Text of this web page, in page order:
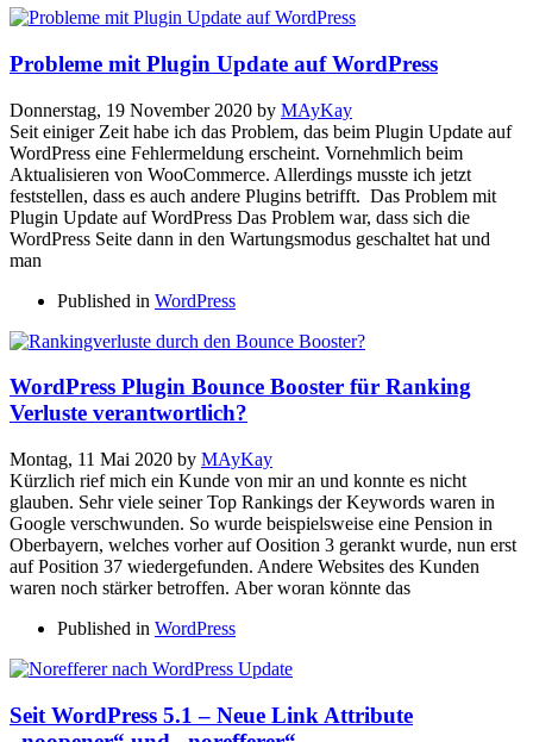
Probleme mit Plugin Update auf WordPress
Donnerstag, 19 November 2020 by MAyKay
Seit einiger Zeit habe ich das Problem, das beim Plugin Update auf
WordPress eine Fehlermeldung erscheint. Vornehmlich beim
Aktualisieren von WooCommerce. Allerdings musste ich jetzt
feststellen, dass es auch andere Plugins betrifft. Das Problem mit
Plugin Update auf WordPress Das Problem war, dass sich die
WordPress Seite dann in den Wartungsmodus geschaltet hat und
man
Published in WordPress
WordPress Plugin Bounce Booster für Ranking
Verluste verantwortlich?
Montag, 11 Mai 2020 by MAyKay
Kürzlich rief mich ein Kunde von mir an und konnte es nicht
glauben. Sehr viele seiner Top Rankings der Keywords waren in
Google verschwunden. So wurde beispielsweise eine Pension in
Oberbayern, welches vorher auf Oosition 3 gerankt wurde, nun erst
auf Position 37 wiedergefunden. Andere Websites des Kunden
waren noch stärker betroffen. Aber woran könnte das
Published in WordPress
Seit WordPress 5.1 – Neue Link Attribute